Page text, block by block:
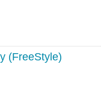
(FreeStyle)